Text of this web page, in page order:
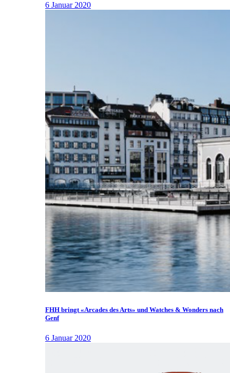
6 Januar 2020
FHH bringt «Arcades des Arts» und Watches & Wonders nach
Genf
6 Januar 2020